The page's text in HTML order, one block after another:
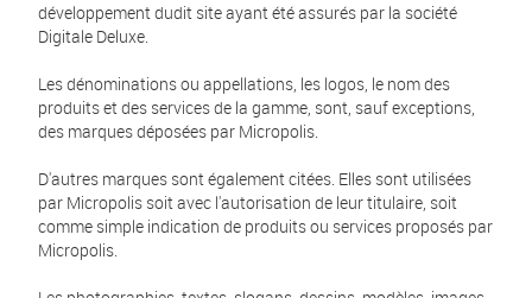
développement dudit site ayant été assurés par la société
Digitale Deluxe.
Les dénominations ou appellations, les logos, le nom des
produits et des services de la gamme, sont, sauf exceptions,
des marques déposées par Micropolis.
D'autres marques sont également citées. Elles sont utilisées
par Micropolis soit avec l'autorisation de leur titulaire, soit
comme simple indication de produits ou services proposés par
Micropolis.